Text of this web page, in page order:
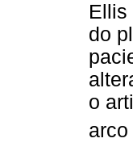
Ellis
do
o